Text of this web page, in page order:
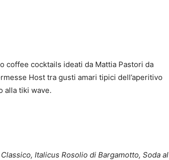
coffee cocktails ideati da Mattia Pastori da
Host tra gusti amari tipici dell’aperitivo
alla tiki wave.
Italicus Rosolio di Bargamotto, Soda al